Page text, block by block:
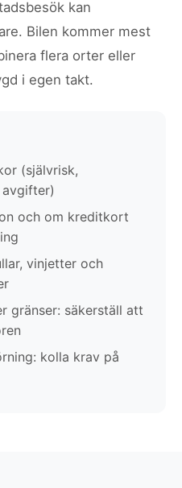
kan
Bilen kommer mest
flera orter eller
i egen takt.
(självrisk,
och om kreditkort
vinjetter och
gränser: säkerställ att
kolla krav på